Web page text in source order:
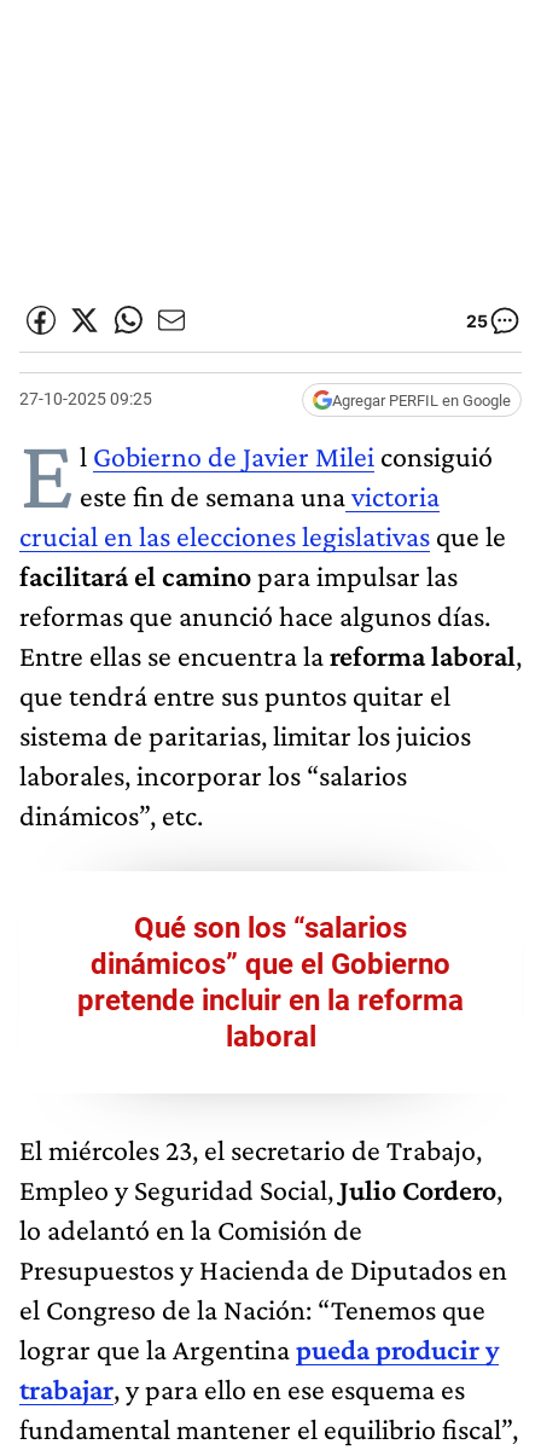
25
27-10-2025 09:25 Agregar PERFIL en Google
E l Gobierno de Javier Milei consiguió
este fin de semana unavictoria
crucial en las elecciones legislativas que le
facilitará el caminopara impulsar las
reformas que anunció hace algunos días.
Entre ellas se encuentra lareforma laboral,
que tendrá entre sus puntos quitar el
sistema de paritarias, limitar los juicios
laborales, incorporar los “salarios
dinámicos”, etc.
Qué son los “salarios
dinámicos” que el Gobierno
pretende incluir en la reforma
laboral
El miércoles 23, el secretario de Trabajo,
Empleo y Seguridad Social,Julio Cordero,
lo adelantó en la Comisión de
Presupuestos y Hacienda de Diputados en
el Congreso de la Nación: “Tenemos que
lograr que la Argentinapueda producir y
trabajar, y para ello en ese esquema es
fundamental mantener el equilibrio fiscal”,